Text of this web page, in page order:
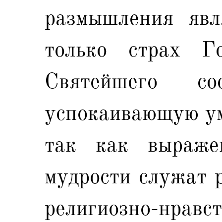
размышления
только страх
Святейшего
успокаивающую
так как
мудрости служат
религиозно-